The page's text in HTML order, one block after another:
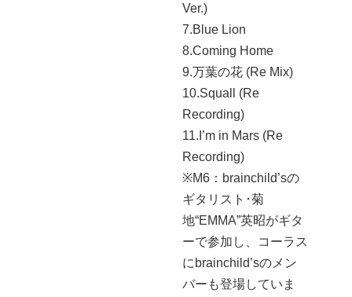
Ver.)
7.Blue Lion
8.Coming Home
9.万葉の花 (Re Mix)
10.Squall (Re
Recording)
11.I’m in Mars (Re
Recording)
※M6：brainchild’sの
ギタリスト･菊
地“EMMA”英昭がギタ
ーで参加し、コーラス
にbrainchild’sのメン
バーも登場していま